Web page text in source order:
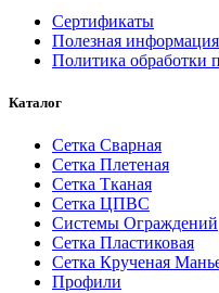
Сертификаты
Полезная информация
Политика обработки
Каталог
Сетка Сварная
Сетка Плетеная
Сетка Тканая
Сетка ЦПВС
Системы Ограждений
Сетка Пластиковая
Сетка Крученая
Профили